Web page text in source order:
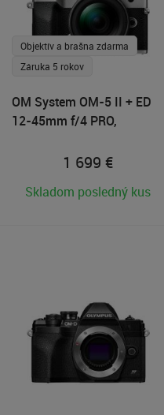
Objektív a brašna zdarma
Záruka 5 rokov
OM System OM-5 II + ED
12-45mm f/4 PRO,
M.Zuiko 40-150mm R
1 699 €
Skladom posledný kus